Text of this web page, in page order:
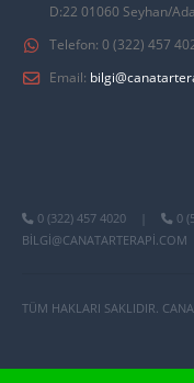
D:22 01060 Seyhan/
Telefon: 0 (322) 457
Email:
0 (322) 457 4020 0
BILGI@CANATARTERAPI.COM
TÜM HAKLARI SAKLIDIR.